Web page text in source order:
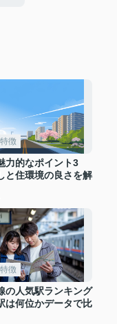
徴
力的なポイント3
と住環境の良さを解
徴
の人気駅ランキング
は何位かデータで比